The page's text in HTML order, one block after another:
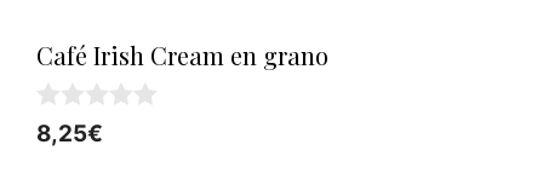
Café Irish Cream en grano
0
d
8,25€